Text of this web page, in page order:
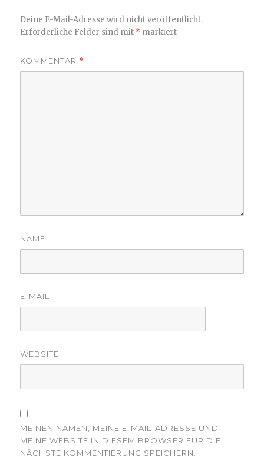
Deine E-Mail-Adresse wird nicht veröffentlicht.
Erforderliche Felder sind mit * markiert
KOMMENTAR *
NAME
E-MAIL
WEBSITE
MEINEN NAMEN, MEINE E-MAIL-ADRESSE UND
MEINE WEBSITE IN DIESEM BROWSER FÜR DIE
NÄCHSTE KOMMENTIERUNG SPEICHERN.